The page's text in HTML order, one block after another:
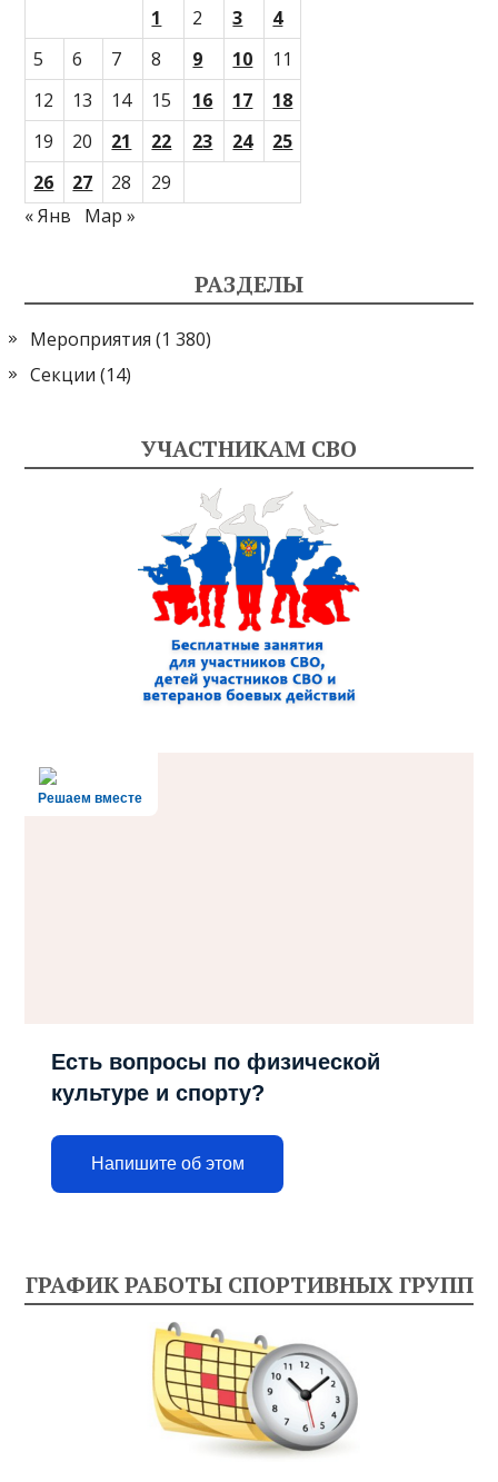
1 2 3
4
5
6 7 8 9 10
11
12
13 14 15 16 17
18
19
20 21 22 23 24
25
26
27 28
29
« Янв
Мар »
РАЗДЕЛЫ
Мероприятия (1 380)
Секции (14)
УЧАСТНИКАМ СВО
Решаем вместе
Есть вопросы по физической
культуре и спорту?
Напишите об этом
ГРАФИК РАБОТЫ СПОРТИВНЫХ ГРУПП